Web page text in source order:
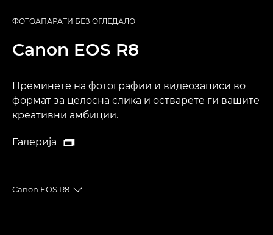
ФОТОАПАРАТИ БЕЗ ОГЛЕДАЛО
Canon EOS R8
Преминете на фотографии и видеозаписи во
формат за целосна слика и остварете ги вашите
креативни амбиции.
Галерија
Галерија

Canon EOS R8
Toggle breadcrumbs